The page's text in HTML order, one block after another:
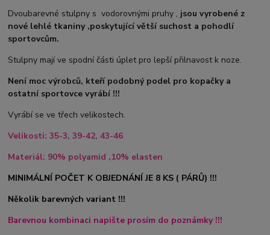
Dvoubarevné stulpny s vodorovnými pruhy , jsou vyrobené z
nové lehlé tkaniny ,poskytující větší suchost a pohodlí
sportovcům.
Stulpny mají ve spodní části úplet pro lepší přilnavost k noze.
Není moc výrobců, kteří podobný podel pro kopačky a
ostatní sportovce vyrábí !!!
Vyrábí se ve třech velikostech.
Velikosti: 35-3, 39-42, 43-46
Materiál: 90% polyamid ,10% elasten
MINIMÁLNÍ POČET K OBJEDNÁNÍ JE 8 KS ( PÁRŮ) !!!
Několik barevných variant !!!
Barevnou kombinaci napište prosím do poznámky !!!